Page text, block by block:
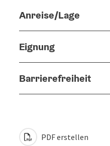
Anreise/Lage
Eignung
Barrierefreiheit
PDF erstellen